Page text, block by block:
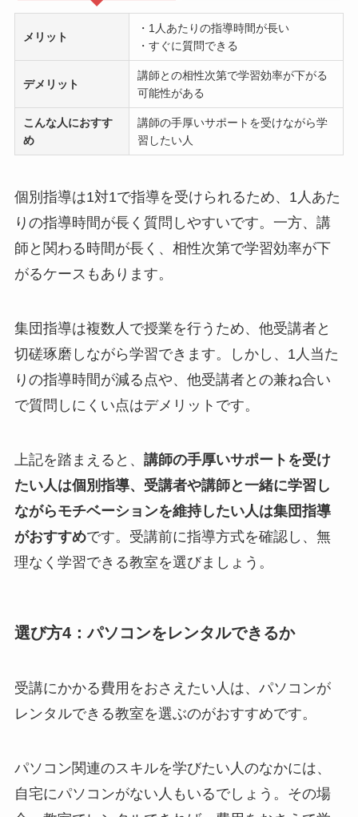
メリット
・1人あたりの指導時間が長い
・すぐに質問できる
デメリット
講師との相性次第で学習効率が下がる
可能性がある
こんな人におすす
め
講師の手厚いサポートを受けながら学
習したい人
個別指導は1対1で指導を受けられるため、1人あた
りの指導時間が長く質問しやすいです。一方、講
師と関わる時間が長く、相性次第で学習効率が下
がるケースもあります。
集団指導は複数人で授業を行うため、他受講者と
切磋琢磨しながら学習できます。しかし、1人当た
りの指導時間が減る点や、他受講者との兼ね合い
で質問しにくい点はデメリットです。
上記を踏まえると、 講師の手厚いサポートを受け
たい人は個別指導、受講者や講師と一緒に学習し
ながらモチベーションを維持したい人は集団指導
がおすすめです。受講前に指導方式を確認し、無
理なく学習できる教室を選びましょう。
選び方4：パソコンをレンタルできるか
受講にかかる費用をおさえたい人は、パソコンが
レンタルできる教室を選ぶのがおすすめです。
パソコン関連のスキルを学びたい人のなかには、
自宅にパソコンがない人もいるでしょう。その場